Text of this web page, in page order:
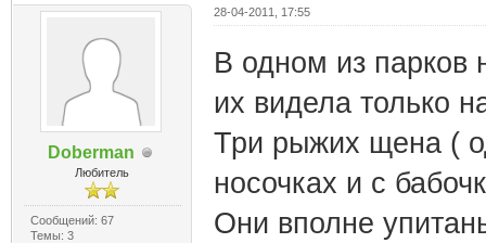
Doberman
Любитель
Сообщений: 67
Темы: 3
28-04-2011, 17:55
В одном из парков
их видела только
Три рыжих щена (
носочках и с
Они вполне